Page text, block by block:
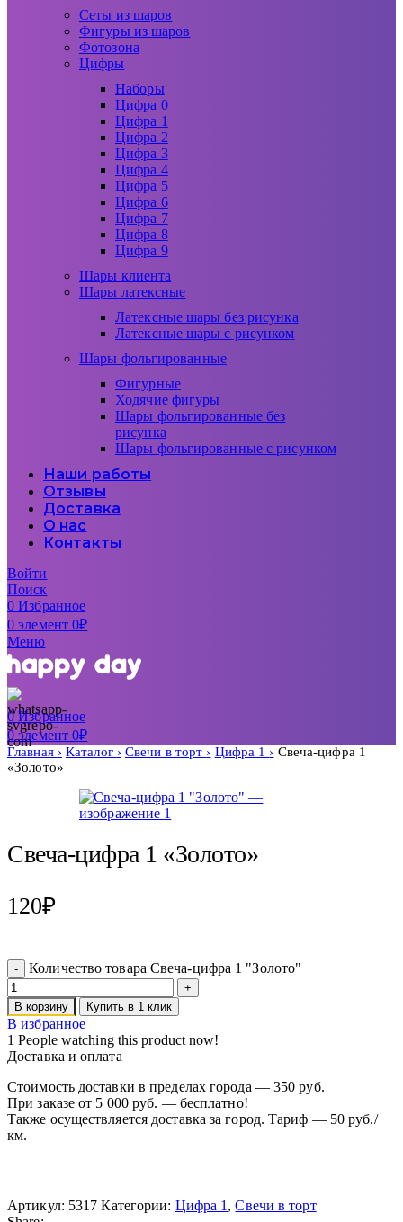
Сеты из шаров
Фигуры из шаров
Фотозона
Цифры
Наборы
Цифра 0
Цифра 1
Цифра 2
Цифра 3
Цифра 4
Цифра 5
Цифра 6
Цифра 7
Цифра 8
Цифра 9
Шары клиента
Шары латексные
Латексные шары без рисунка
Латексные шары с рисунком
Шары фольгированные
Фигурные
Ходячие фигуры
Шары фольгированные без
рисунка
Шары фольгированные с рисунком
Наши работы
Отзывы
Доставка
О нас
Контакты
Войти
Поиск
0Избранное
0элемент 0₽
Меню
0Избранное
0элемент 0₽
Главная Каталог Свечи в торт Цифра 1
Свеча-цифра 1
«Золото»
Свеча-цифра 1 «Золото»
120₽
Количество товара Свеча-цифра 1 "Золото"
В корзину Купить в 1 клик
В избранное
1 People watching this product now!
Доставка и оплата
Стоимость доставки в пределах города — 350 руб.
При заказе от 5 000 руб. — бесплатно!
Также осуществляется доставка за город. Тариф — 50 руб./
км.
Артикул: 5317Категории: Цифра 1 , Свечи в торт